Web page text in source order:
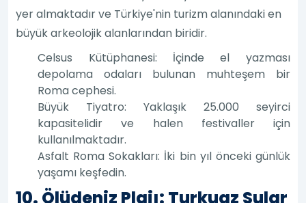
yer almaktadır ve Türkiye'nin turizm alanındaki en
büyük arkeolojik alanlarından biridir.
Celsus Kütüphanesi: İçinde el yazması
depolama odaları bulunan muhteşem bir
Roma cephesi.
Büyük Tiyatro: Yaklaşık 25.000 seyirci
kapasitelidir ve halen festivaller için
kullanılmaktadır.
Asfalt Roma Sokakları: İki bin yıl önceki günlük
yaşamı keşfedin.
10. Ölüdeniz Plajı: Turkuaz Sular